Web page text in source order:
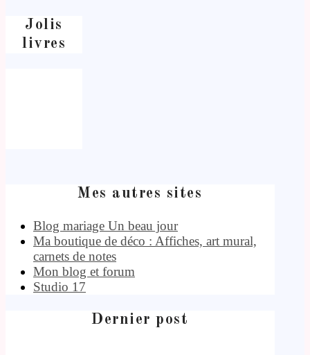
Jolis
livres
Mes autres sites
Blog mariage Un beau jour
Ma boutique de déco : Affiches, art mural,
carnets de notes
Mon blog et forum
Studio 17
Dernier post